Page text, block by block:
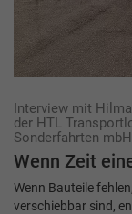
Interview mit
der HTL
Sonderfahrten mbH
Wenn Zeit
Wenn Bauteile
verschiebbar sind,